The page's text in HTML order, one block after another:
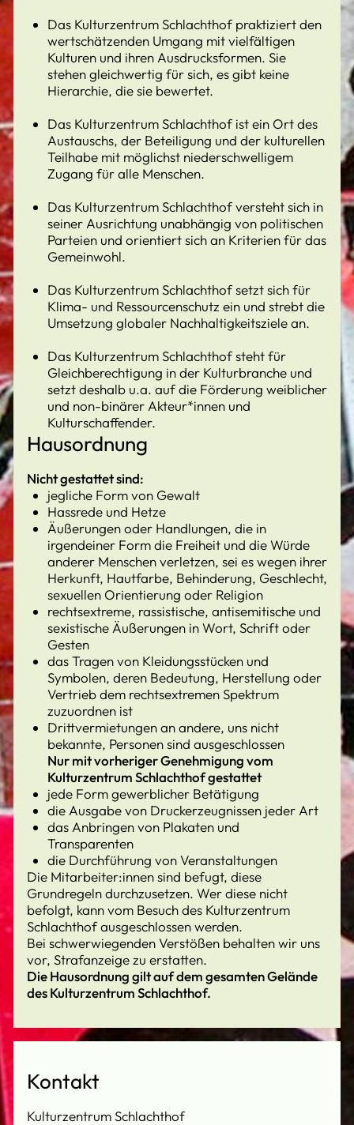
Das Kulturzentrum Schlachthof praktiziert den
wertschätzenden Umgang mit vielfältigen
Kulturen und ihren Ausdrucksformen. Sie
stehen gleichwertig für sich, es gibt keine
Hierarchie, die sie bewertet.
Das Kulturzentrum Schlachthof ist ein Ort des
Austauschs, der Beteiligung und der kulturellen
Teilhabe mit möglichst niederschwelligem
Zugang für alle Menschen.
Das Kulturzentrum Schlachthof versteht sich in
seiner Ausrichtung unabhängig von politischen
Parteien und orientiert sich an Kriterien für das
Gemeinwohl.
Das Kulturzentrum Schlachthof setzt sich für
Klima- und Ressourcenschutz ein und strebt die
Umsetzung globaler Nachhaltigkeitsziele an.
Das Kulturzentrum Schlachthof steht für
Gleichberechtigung in der Kulturbranche und
setzt deshalb u.a. auf die Förderung weiblicher
und non-binärer Akteur*innen und
Kulturschaffender.
Hausordnung
Nicht gestattet sind:
jegliche Form von Gewalt
Hassrede und Hetze
Äußerungen oder Handlungen, die in
irgendeiner Form die Freiheit und die Würde
anderer Menschen verletzen, sei es wegen ihrer
Herkunft, Hautfarbe, Behinderung, Geschlecht,
sexuellen Orientierung oder Religion
rechtsextreme, rassistische, antisemitische und
sexistische Äußerungen in Wort, Schrift oder
Gesten
das Tragen von Kleidungsstücken und
Symbolen, deren Bedeutung, Herstellung oder
Vertrieb dem rechtsextremen Spektrum
zuzuordnen ist
Drittvermietungen an andere, uns nicht
bekannte, Personen sind ausgeschlossen
Nur mit vorheriger Genehmigung vom
Kulturzentrum Schlachthof gestattet
jede Form gewerblicher Betätigung
die Ausgabe von Druckerzeugnissen jeder Art
das Anbringen von Plakaten und
Transparenten
die Durchführung von Veranstaltungen
Die Mitarbeiter:innen sind befugt, diese
Grundregeln durchzusetzen. Wer diese nicht
befolgt, kann vom Besuch des Kulturzentrum
Schlachthof ausgeschlossen werden.
Bei schwerwiegenden Verstößen behalten wir uns
vor, Strafanzeige zu erstatten.
Die Hausordnung gilt auf dem gesamten Gelände
des Kulturzentrum Schlachthof.
Kontakt
Kulturzentrum Schlachthof